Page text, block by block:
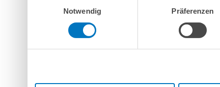
möglicherweise mit
bereitgestellt haben oder
Dienste gesammelt haben.
Notwendig
Präferenzen